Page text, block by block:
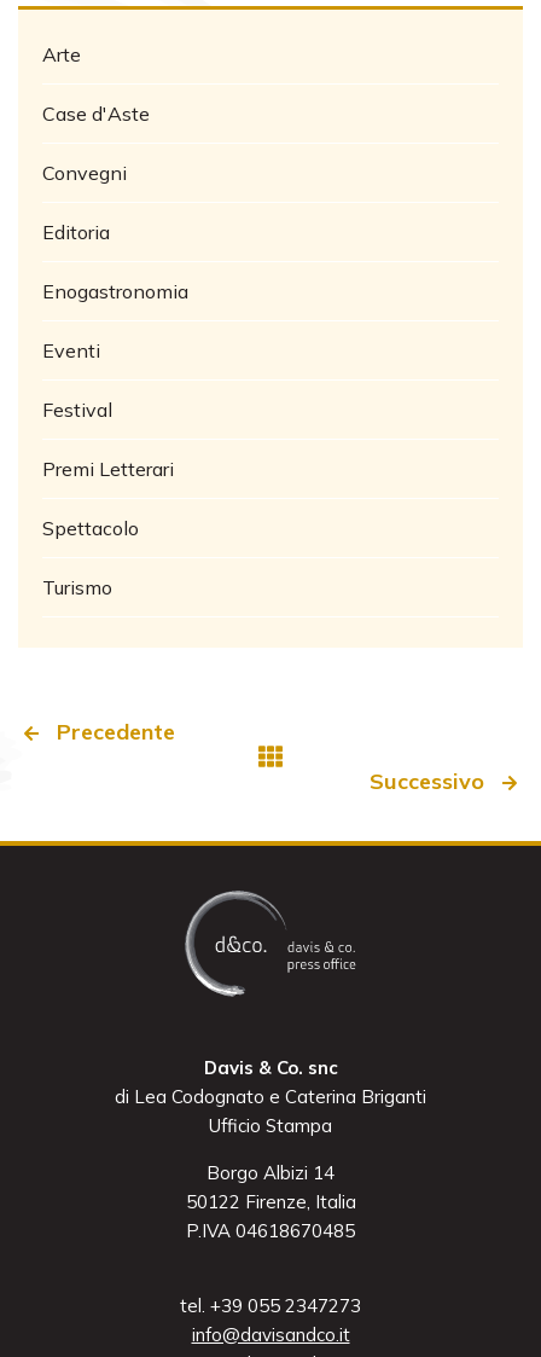
Arte
Case d'Aste
Convegni
Editoria
Enogastronomia
Eventi
Festival
Premi Letterari
Spettacolo
Turismo
Precedente
Successivo
Davis & Co. snc
di Lea Codognato e Caterina Briganti
Ufficio Stampa
Borgo Albizi 14
50122 Firenze, Italia
P.IVA 04618670485
tel. +39 055 2347273
info@davisandco.it